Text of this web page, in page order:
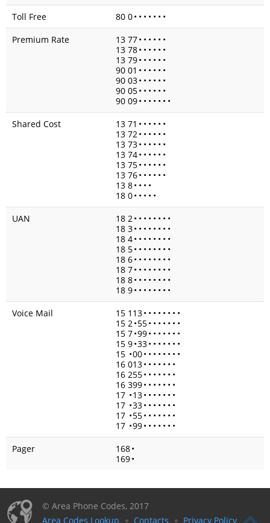
Toll Free
80 0• • • • • • •
Premium Rate
13 77• • • • • •
13 78• • • • • •
13 79• • • • • •
90 01 • • • • • •
90 03• • • • • •
90 05• • • • • •
90 09• • • • • • •
Shared Cost
13 71 • • • • • •
13 72• • • • • •
13 73• • • • • •
13 74• • • • • •
13 75• • • • • •
13 76• • • • • •
13 8• • • •
18 0• • • • •
UAN
18 2• • • • • • • •
18 3• • • • • • • •
18 4• • • • • • • •
18 5• • • • • • • •
18 6• • • • • • • •
18 7• • • • • • • •
18 8• • • • • • • •
18 9• • • • • • • •
Voice Mail
15 113• • • • • • • •
15 2•55• • • • • • •
15 7•99• • • • • • •
15 9•33• • • • • • •
15 •00• • • • • • • •
16 013• • • • • • •
16 255• • • • • • •
16 399• • • • • • •
17 •13• • • • • • •
17 •33• • • • • • •
17 •55• • • • • • •
17 •99• • • • • • •
Pager
168•
169•
© Area Phone Codes, 2017
Area Codes Lookup
Contacts Privacy Policy